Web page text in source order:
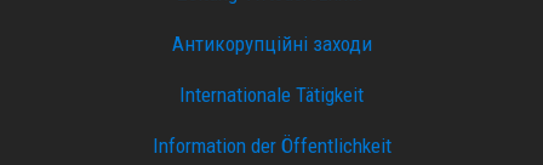
Антикорупційні заходи
Internationale Tätigkeit
Information der Öffentlichkeit